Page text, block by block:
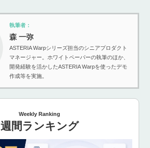
執筆者：
森 一弥
ASTERIA Warpシリーズ担当のシニアプロダクト
マネージャー。ホワイトペーパーの執筆のほか、
開発経験を活かしたASTERIA Warpを使ったデモ
作成等を実施。
Weekly Ranking
週間ランキング